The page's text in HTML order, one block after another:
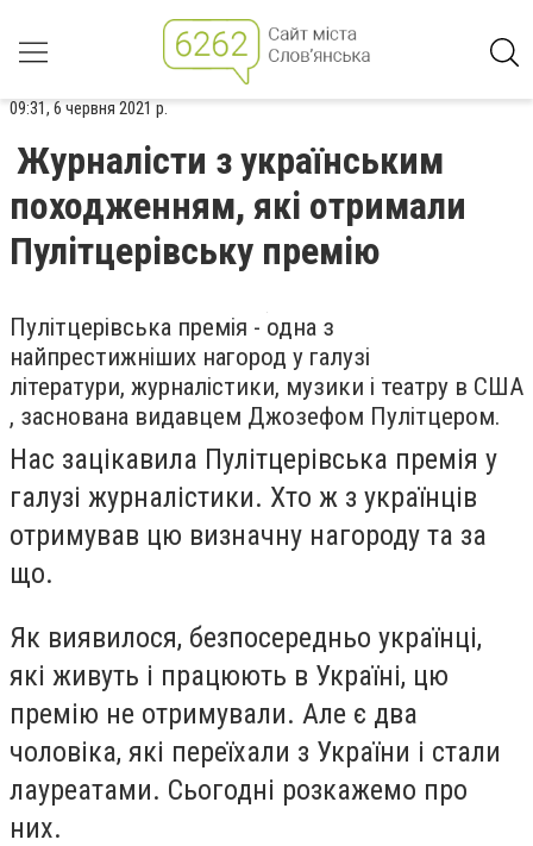
09:31, 6 червня 2021 р.
Журналісти з українським
походженням, які отримали
Пулітцерівську премію
Пулітцерівська премія - одна з
найпрестижніших нагород у галузі
літератури, журналістики, музики і театру в США
, заснована видавцем Джозефом Пулітцером.
Нас зацікавила Пулітцерівська премія у
галузі журналістики. Хто ж з українців
отримував цю визначну нагороду та за
що.
Як виявилося, безпосередньо українці,
які живуть і працюють в Україні, цю
премію не отримували. Але є два
чоловіка, які переїхали з України і стали
лауреатами. Сьогодні розкажемо про
них.